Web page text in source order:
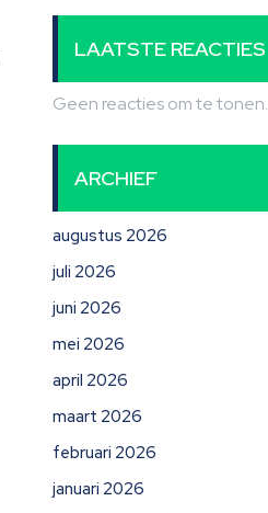
LAATSTE REACTIES
Geen reacties om te tonen.
ARCHIEF
augustus 2026
juli 2026
juni 2026
mei 2026
april 2026
maart 2026
februari 2026
januari 2026